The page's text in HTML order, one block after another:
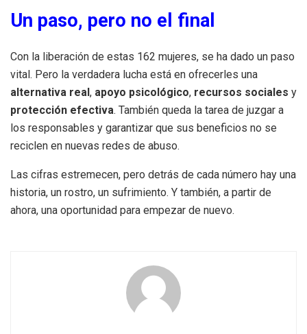
Un paso, pero no el final
Con la liberación de estas 162 mujeres, se ha dado un paso
vital. Pero la verdadera lucha está en ofrecerles una
alternativa real, apoyo psicológico, recursos sociales y
protección efectiva. También queda la tarea de juzgar a
los responsables y garantizar que sus beneficios no se
reciclen en nuevas redes de abuso.
Las cifras estremecen, pero detrás de cada número hay una
historia, un rostro, un sufrimiento. Y también, a partir de
ahora, una oportunidad para empezar de nuevo.